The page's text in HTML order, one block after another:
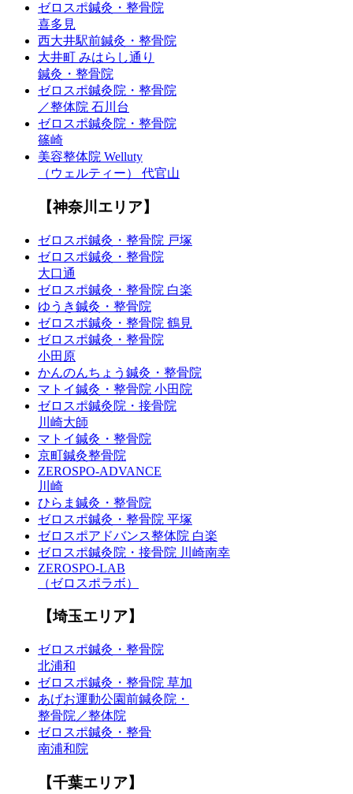
ゼロスポ鍼灸・整骨院
喜多見
西大井駅前鍼灸・整骨院
大井町 みはらし通り
鍼灸・整骨院
ゼロスポ鍼灸院・整骨院
／整体院 石川台
ゼロスポ鍼灸院・整骨院
篠崎
美容整体院 Welluty
（ウェルティー） 代官山
【神奈川エリア】
ゼロスポ鍼灸・整骨院 戸塚
ゼロスポ鍼灸・整骨院
大口通
ゼロスポ鍼灸・整骨院 白楽
ゆうき鍼灸・整骨院
ゼロスポ鍼灸・整骨院 鶴見
ゼロスポ鍼灸・整骨院
小田原
かんのんちょう鍼灸・整骨院
マトイ鍼灸・整骨院 小田院
ゼロスポ鍼灸院・接骨院
川崎大師
マトイ鍼灸・整骨院
京町鍼灸整骨院
ZEROSPO-ADVANCE
川崎
ひらま鍼灸・整骨院
ゼロスポ鍼灸・整骨院 平塚
ゼロスポアドバンス整体院 白楽
ゼロスポ鍼灸院・接骨院 川崎南幸
ZEROSPO-LAB
（ゼロスポラボ）
【埼玉エリア】
ゼロスポ鍼灸・整骨院
北浦和
ゼロスポ鍼灸・整骨院 草加
あげお運動公園前鍼灸院・
整骨院／整体院
ゼロスポ鍼灸・整骨
南浦和院
【千葉エリア】